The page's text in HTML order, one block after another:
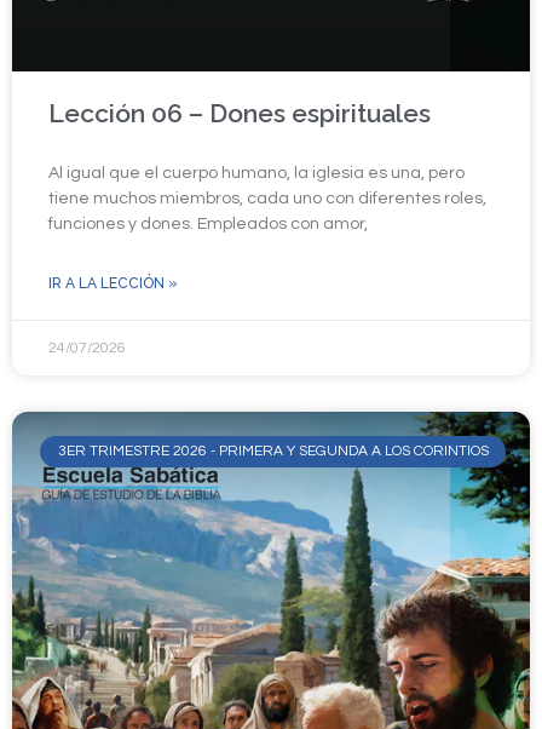
Lección 06 – Dones espirituales
Al igual que el cuerpo humano, la iglesia es una, pero
tiene muchos miembros, cada uno con diferentes roles,
funciones y dones. Empleados con amor,
IR A LA LECCIÓN »
24/07/2026
3ER TRIMESTRE 2026 - PRIMERA Y SEGUNDA A LOS CORINTIOS